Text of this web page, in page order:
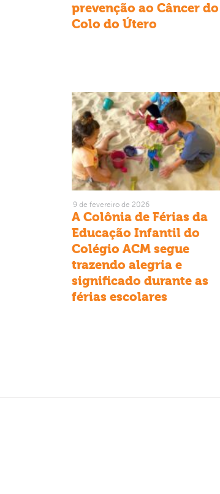
prevenção ao Câncer do
Colo do Útero
9 de fevereiro de 2026
A Colônia de Férias da
Educação Infantil do
Colégio ACM segue
trazendo alegria e
significado durante as
férias escolares